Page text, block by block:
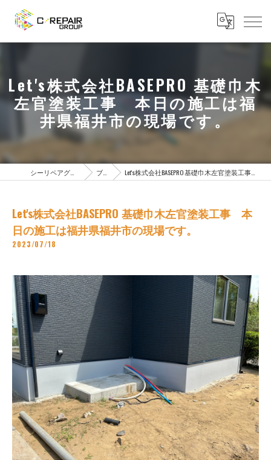
Let's株式会社BASEPRO 基礎巾木
左官塗装工事 本日の施工は福
井県福井市の現場です。
ブログ Let's株式会社BASEPRO 基礎巾木左官塗装工事 本日の施工は福井県福井市の現場です。
Let's株式会社BASEPRO 基礎巾木左官塗装工事 本
日の施工は福井県福井市の現場です。
2023/07/18